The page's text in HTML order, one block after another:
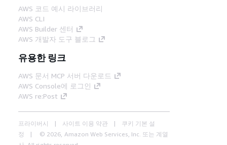
AWS 코드 예시 라이브러리
AWS CLI
AWS Builder 센터
AWS 개발자 도구 블로그
유용한 링크
AWS 문서 MCP 서버 다운로드
AWS Console에 로그인
AWS re:Post
프라이버시 사이트 이용 약관
쿠키 기본 설
정
© 2026, Amazon Web Services, Inc. 또는 계열